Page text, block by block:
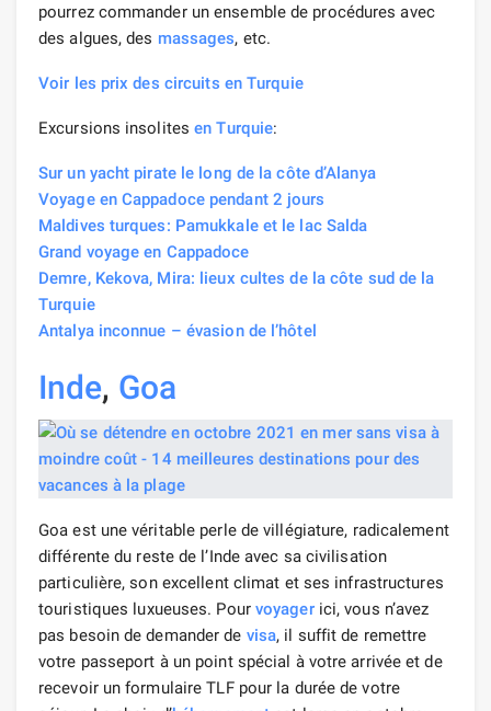
pourrez commander un ensemble de procédures avec
des algues, des massages, etc.
Voir les prix des circuits en Turquie
Excursions insolitesen Turquie:
Sur un yacht pirate le long de la côte d’Alanya
Voyage en Cappadoce pendant 2 jours
Maldives turques: Pamukkale et le lac Salda
Grand voyage en Cappadoce
Demre, Kekova, Mira: lieux cultes de la côte sud de la
Turquie
Antalya inconnue – évasion de l’hôtel
Inde, Goa
Goa est une véritable perle de villégiature, radicalement
différente du reste de l’Inde avec sa civilisation
particulière, son excellent climat et ses infrastructures
touristiques luxueuses. Pour voyagerici, vous n’avez
pas besoin de demander de visa, il suffit de remettre
votre passeport à un point spécial à votre arrivée et de
recevoir un formulaire TLF pour la durée de votre